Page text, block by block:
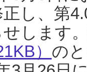
正し、第
します
） の